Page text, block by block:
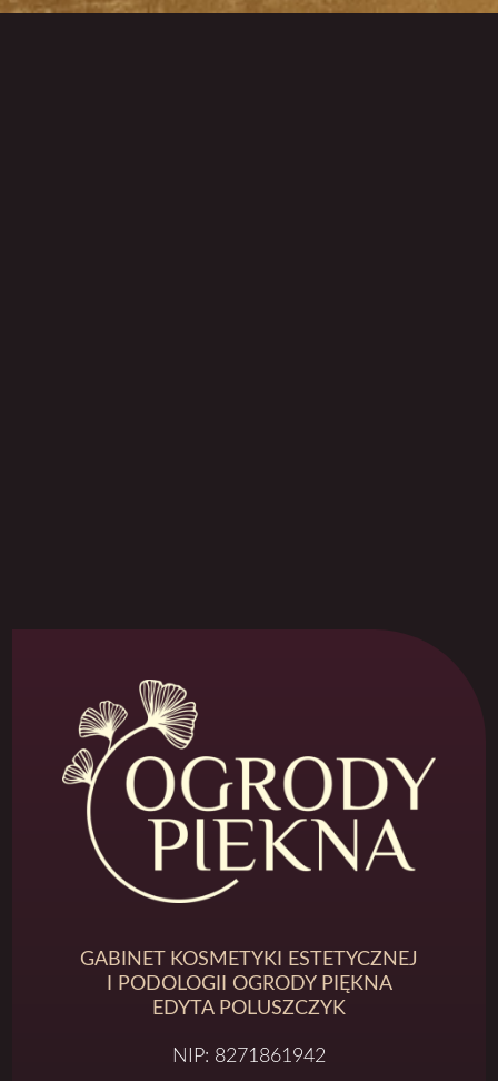
GABINET KOSMETYKI ESTETYCZNEJ
I PODOLOGII OGRODY PIĘKNA
EDYTA POLUSZCZYK
NIP: 8271861942